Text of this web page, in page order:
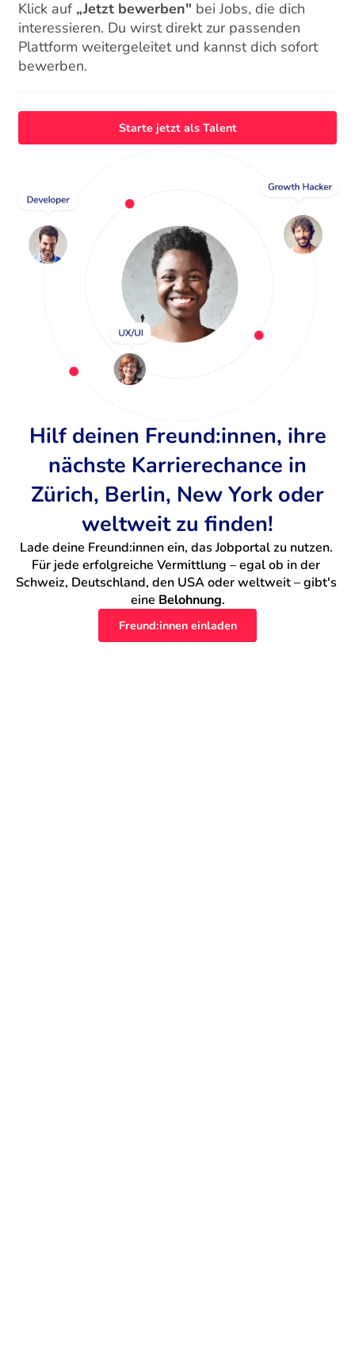
Klick auf „Jetzt bewerben" bei Jobs, die dich
interessieren. Du wirst direkt zur passenden
Plattform weitergeleitet und kannst dich sofort
bewerben.
Starte jetzt als Talent
Hilf deinen Freund:innen, ihre
nächste Karrierechance in
Zürich, Berlin, New York oder
weltweit zu finden!
Lade deine Freund:innen ein, das Jobportal zu nutzen.
Für jede erfolgreiche Vermittlung – egal ob in der
Schweiz, Deutschland, den USA oder weltweit – gibt's
eine Belohnung.
Freund:innen einladen